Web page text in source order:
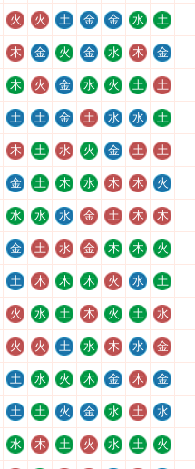
火 火 土 金 金 水 土
木 金 火 金 水 木 金
木 火 金 水 火 土 土
土 土 金 土 水 水 土
木 土 水 火 金 土 土
金 土 木 水 木 木 火
水 水 水 金 土 木 木
金 土 水 金 木 木 火
土 木 木 木 火 水 土
火 水 土 木 火 土 水
火 火 土 水 木 水 金
土 水 火 木 金 木 金
土 土 火 金 水 土 水
水 木 土 火 水 土 火